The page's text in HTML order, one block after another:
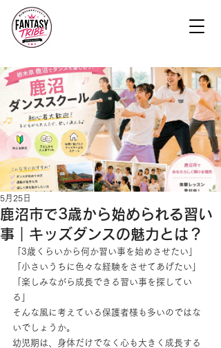
鹿沼市で3歳から始められる習い
事｜キッズダンスの魅力とは？
5月25日
「3歳くらいから何か習い事を始めさせたい」
「小さいうちに色々な経験をさせてあげたい」
「楽しみながら成長できる習い事を探してい
る」
そんな風に考えている保護者様も多いのではな
いでしょうか。
幼児期は、身体だけでなく心も大きく成長する